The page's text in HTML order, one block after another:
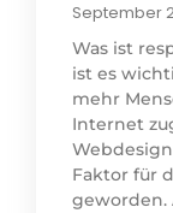
September
Was ist
ist es
mehr
Internet
Faktor für
geworden.